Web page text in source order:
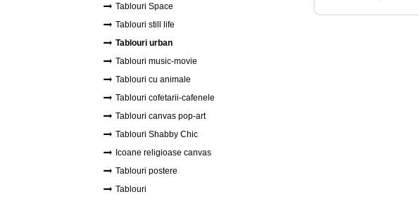
Tablouri Space
Tablouri still life
Tablouri urban
Tablouri music-movie
Tablouri cu animale
Tablouri cofetarii-cafenele
Tablouri canvas pop-art
Tablouri Shabby Chic
Icoane religioase canvas
Tablouri postere
Tablouri